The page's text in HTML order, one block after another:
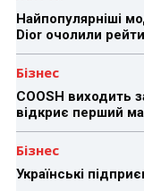
Найпопулярніші
Dior очолили
Бізнес
COOSH виходить
відкриє перший
Бізнес
Українські